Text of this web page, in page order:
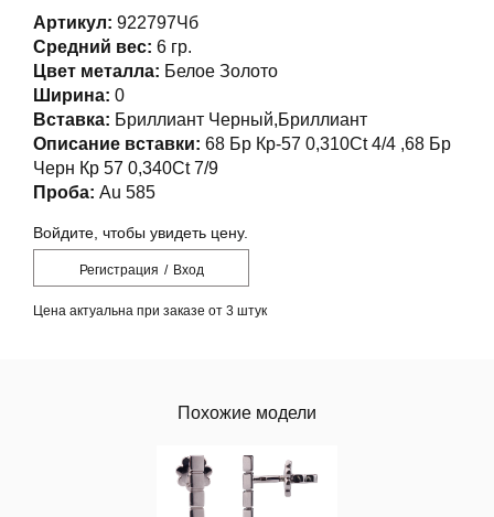
Артикул: 922797Чб
Средний вес: 6 гр.
Цвет металла: Белое Золото
Ширина: 0
Вставка: Бриллиант Черный,Бриллиант
Описание вставки: 68 Бр Кр-57 0,310Ct 4/4 ,68 Бр
Черн Кр 57 0,340Ct 7/9
Проба: Au 585
Войдите, чтобы увидеть цену.
Регистрация / Вход
Цена актуальна при заказе от 3 штук
Похожие модели